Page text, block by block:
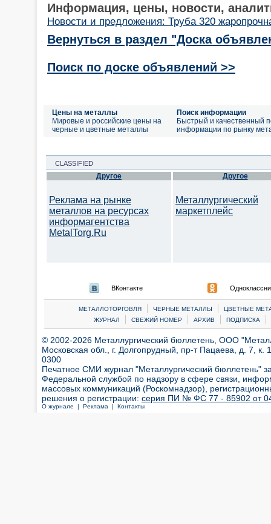
Информация, цены, новости,
Новости и предложения: Труба 320
Вернуться в раздел "Доска
Поиск по доске объявлений >>
Цены на металлы
Мировые и российские цены на
черные и цветные металлы
Поиск информации
Быстрый и качественный
информации по рынку
CLASSIFIED
Другое
Реклама на рынке
металлов на ресурсах
информагентства
MetalTorg.Ru
Другое
Металлургический
маркетплейс
ВКонтакте
МЕТАЛЛОТОРГОВЛЯ | ЧЕРНЫЕ МЕТАЛЛЫ |
ЦВЕТНЫЕ
ЖУРНАЛ
| СВЕЖИЙ НОМЕР | АРХИВ | ПОДПИСКА |
© 2002-2026 Металлургический бюллетень, ООО
Московская обл., г. Долгопрудный, пр-т Пацаева, д. 7,
0300
Печатное СМИ журнал "Металлургический бюллетень"
Федеральной службой по надзору в сфере связи,
массовых коммуникаций (Роскомнадзор),
решения о регистрации: серия ПИ № ФС 77 - 85902 от 04
О журнале | Реклама | Контакты